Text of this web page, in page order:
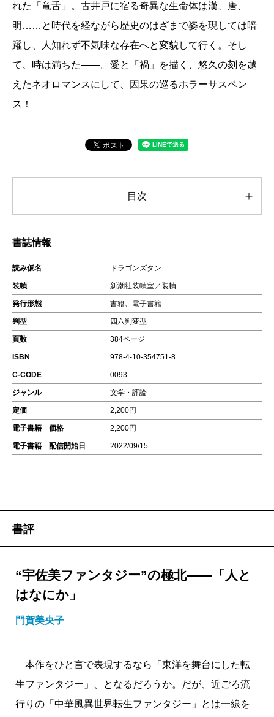
れた「竜舌」。古井戸に宿る奇異な生命体は漢、唐、
明……と時代を経ながら歴史のはざまで姿を現しては暗
躍し、人知れず不気味な存在へと変貌して行く。そし
て、時は満ちた――。愛と「禍」を描く、悠久の刻を越
えたネオロマンスにして、因果の巡るホラーサスペン
ス！
目次
書誌情報
読み仮名 ドラゴンズタン
装幀 新潮社装幀室／装幀
発行形態 書籍、電子書籍
判型 四六判変型
頁数 384ページ
ISBN 978-4-10-354751-8
C-CODE 0093
ジャンル 文学・評論
定価 2,200円
電子書籍 価格 2,200円
電子書籍 配信開始日 2022/09/15
書評
“宇佐美ファンタジー”の極北――「人と
はなにか」
門賀美央子
本作をひと言で表現するなら「東洋を舞台にした転
生ファンタジー」、となるだろうか。だが、近ごろ流
行りの「中華風異世界転生ファンタジー」とは一線を